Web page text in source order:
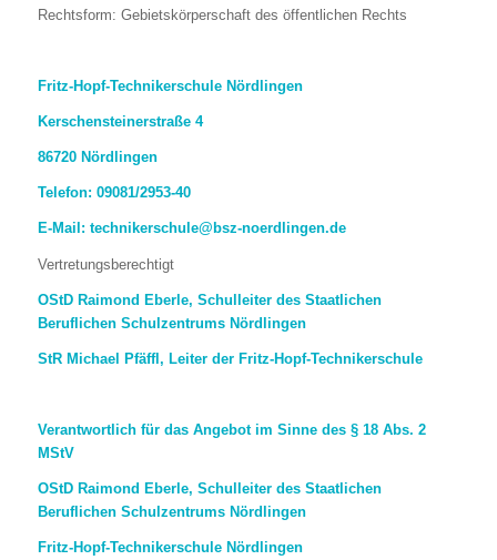
Rechtsform: Gebietskörperschaft des öffentlichen Rechts
Fritz-Hopf-Technikerschule Nördlingen
Kerschensteinerstraße 4
86720 Nördlingen
Telefon: 09081/2953-40
E-Mail: technikerschule@bsz-noerdlingen.de
Vertretungsberechtigt
OStD Raimond Eberle, Schulleiter des Staatlichen
Beruflichen Schulzentrums Nördlingen
StR Michael Pfäffl, Leiter der Fritz-Hopf-Technikerschule
Verantwortlich für das Angebot im Sinne des § 18 Abs. 2
MStV
OStD Raimond Eberle, Schulleiter des Staatlichen
Beruflichen Schulzentrums Nördlingen
Fritz-Hopf-Technikerschule Nördlingen